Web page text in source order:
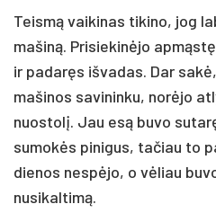
Teismą vaikinas tikino, jog
mašiną. Prisiekinėjo
ir padaręs išvadas. Dar
mašinos savininku, norėjo
nuostolį. Jau esą buvo
sumokės pinigus, tačiau to
dienos nespėjo, o vėliau
nusikaltimą.